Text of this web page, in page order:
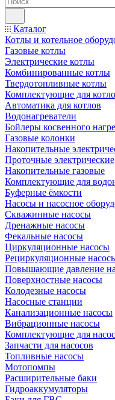
Каталог
Котлы и котельное
Газовые котлы
Электрические котлы
Комбинированные котлы
Твердотопливные котлы
Комплектующие для
Автоматика для котлов
Водонагреватели
Бойлеры косвенного
Газовые колонки
Накопительные
Проточные электрические
Накопительные газовые
Комплектующие для
Буферные ёмкости
Насосы и насосное
Скважинные насосы
Дренажные насосы
Фекальные насосы
Циркуляционные насосы
Рециркуляционные
Повышающие давление
Поверхностные насосы
Колодезные насосы
Насосные станции
Канализационные насосы
Вибрационные насосы
Комплектующие для
Запчасти для насосов
Топливные насосы
Мотопомпы
Расширительные баки
Гидроаккумуляторы